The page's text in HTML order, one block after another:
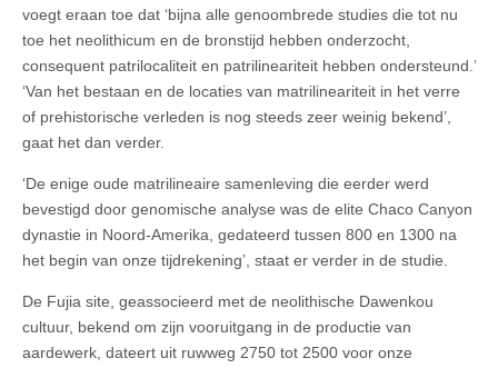
voegt eraan toe dat ‘bijna alle genoombrede studies die tot nu
toe het neolithicum en de bronstijd hebben onderzocht,
consequent patrilocaliteit en patrilineariteit hebben ondersteund.’
‘Van het bestaan en de locaties van matrilineariteit in het verre
of prehistorische verleden is nog steeds zeer weinig bekend’,
gaat het dan verder.
‘De enige oude matrilineaire samenleving die eerder werd
bevestigd door genomische analyse was de elite Chaco Canyon
dynastie in Noord-Amerika, gedateerd tussen 800 en 1300 na
het begin van onze tijdrekening’, staat er verder in de studie.
De Fujia site, geassocieerd met de neolithische Dawenkou
cultuur, bekend om zijn vooruitgang in de productie van
aardewerk, dateert uit ruwweg 2750 tot 2500 voor onze